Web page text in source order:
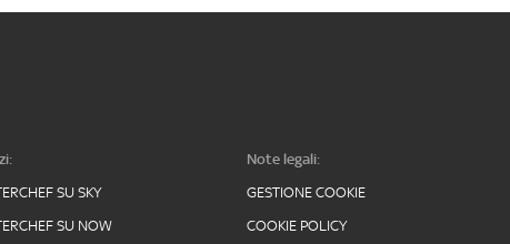
SU SKY
SU NOW
Note legali:
GESTIONE COOKIE
COOKIE POLICY